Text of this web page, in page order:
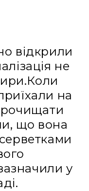
відкрили
не
на
що вона
у